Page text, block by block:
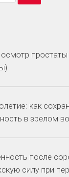
как
в зрелом
после
силу при